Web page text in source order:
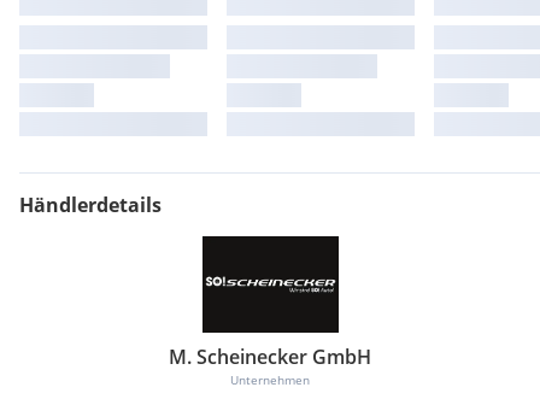
Händlerdetails
M. Scheinecker GmbH
Unternehmen